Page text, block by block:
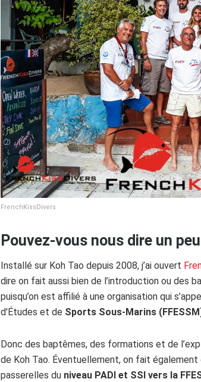
FrenchKissDivers
Pouvez-vous nous dire un
Installé sur Koh Tao depuis 2008, j’ai ouvert
dire on fait aussi bien de l’introduction ou des
puisqu’on est affilié à une organisation qui
d'Études et de Sports Sous-Marins
Donc des baptêmes, des formations et de
de Koh Tao. Éventuellement, on fait
passerelles du niveau PADI et SSI vers la